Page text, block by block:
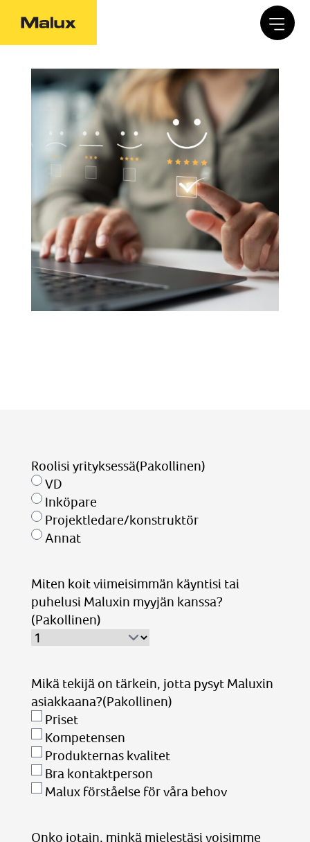
Roolisi yrityksessä(Pakollinen)
VD
Inköpare
Projektledare/konstruktör
Annat
Miten koit viimeisimmän käyntisi tai
puhelusi Maluxin myyjän kanssa?
(Pakollinen)
Mikä tekijä on tärkein, jotta pysyt Maluxin
asiakkaana?(Pakollinen)
Priset
Kompetensen
Produkternas kvalitet
Bra kontaktperson
Malux förståelse för våra behov
Onko jotain, minkä mielestäsi voisimme